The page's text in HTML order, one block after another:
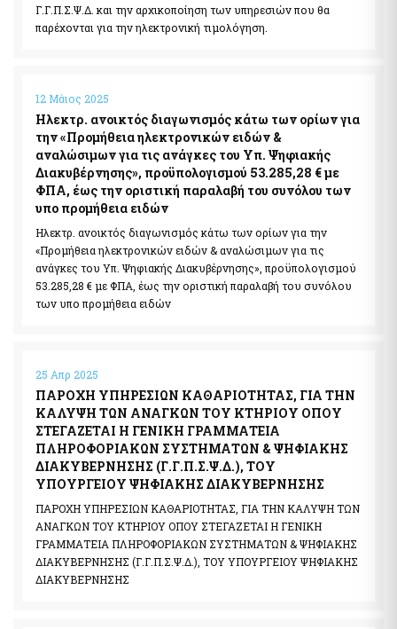
Γ.Γ.Π.Σ.Ψ.Δ. και την αρχικοποίηση των υπηρεσιών που θα
παρέχονται για την ηλεκτρονική τιμολόγηση.
12 Μάιος 2025
Ηλεκτρ. ανοικτός διαγωνισμός κάτω των ορίων για
την «Προμήθεια ηλεκτρονικών ειδών &
αναλώσιμων για τις ανάγκες του Υπ. Ψηφιακής
Διακυβέρνησης», προϋπολογισμού 53.285,28 € με
ΦΠΑ, έως την οριστική παραλαβή του συνόλου των
υπο προμήθεια ειδών
Ηλεκτρ. ανοικτός διαγωνισμός κάτω των ορίων για την
«Προμήθεια ηλεκτρονικών ειδών & αναλώσιμων για τις
ανάγκες του Υπ. Ψηφιακής Διακυβέρνησης», προϋπολογισμού
53.285,28 € με ΦΠΑ, έως την οριστική παραλαβή του συνόλου
των υπο προμήθεια ειδών
25 Απρ 2025
ΠΑΡΟΧΗ ΥΠΗΡΕΣΙΩΝ ΚΑΘΑΡΙΟΤΗΤΑΣ, ΓΙΑ ΤΗΝ
ΚΑΛΥΨΗ ΤΩΝ ΑΝΑΓΚΩΝ ΤΟΥ ΚΤΗΡΙΟΥ ΟΠΟΥ
ΣΤΕΓΑΖΕΤΑΙ Η ΓΕΝΙΚΗ ΓΡΑΜΜΑΤΕΙΑ
ΠΛΗΡΟΦΟΡΙΑΚΩΝ ΣΥΣΤΗΜΑΤΩΝ & ΨΗΦΙΑΚΗΣ
ΔΙΑΚΥΒΕΡΝΗΣΗΣ (Γ.Γ.Π.Σ.Ψ.Δ.), ΤΟΥ
ΥΠΟΥΡΓΕΙΟΥ ΨΗΦΙΑΚΗΣ ΔΙΑΚΥΒΕΡΝΗΣΗΣ
ΠΑΡΟΧΗ ΥΠΗΡΕΣΙΩΝ ΚΑΘΑΡΙΟΤΗΤΑΣ, ΓΙΑ ΤΗΝ ΚΑΛΥΨΗ ΤΩΝ
ΑΝΑΓΚΩΝ ΤΟΥ ΚΤΗΡΙΟΥ ΟΠΟΥ ΣΤΕΓΑΖΕΤΑΙ Η ΓΕΝΙΚΗ
ΓΡΑΜΜΑΤΕΙΑ ΠΛΗΡΟΦΟΡΙΑΚΩΝ ΣΥΣΤΗΜΑΤΩΝ & ΨΗΦΙΑΚΗΣ
ΔΙΑΚΥΒΕΡΝΗΣΗΣ (Γ.Γ.Π.Σ.Ψ.Δ.), ΤΟΥ ΥΠΟΥΡΓΕΙΟΥ ΨΗΦΙΑΚΗΣ
ΔΙΑΚΥΒΕΡΝΗΣΗΣ